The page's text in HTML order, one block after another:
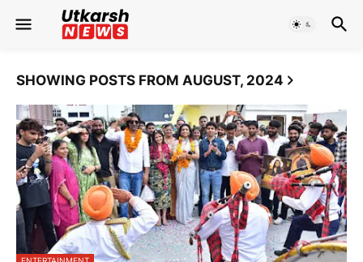
SHOWING POSTS FROM AUGUST, 2024